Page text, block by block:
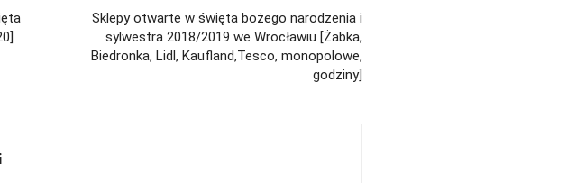
Sklepy otwarte w święta bożego narodzenia i
sylwestra 2018/2019 we Wrocławiu [Żabka,
Biedronka, Lidl, Kaufland,Tesco, monopolowe,
godziny]